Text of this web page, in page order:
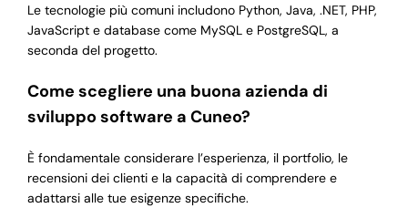
Le tecnologie più comuni includono Python, Java, .NET, PHP,
JavaScript e database come MySQL e PostgreSQL, a
seconda del progetto.
Come scegliere una buona azienda di
sviluppo software a Cuneo?
È fondamentale considerare l’esperienza, il portfolio, le
recensioni dei clienti e la capacità di comprendere e
adattarsi alle tue esigenze specifiche.